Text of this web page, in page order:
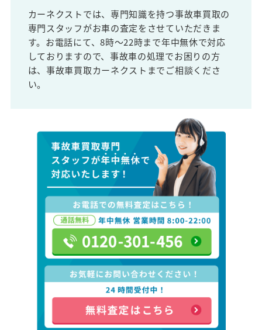
カーネクストでは、専門知識を持つ事故車買取の
専門スタッフがお車の査定をさせていただきま
す。お電話にて、8時～22時まで年中無休で対応
しておりますので、事故車の処理でお困りの方
は、事故車買取カーネクストまでご相談くださ
い。